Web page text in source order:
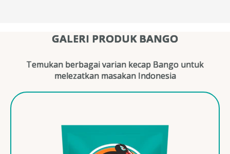
GALERI PRODUK BANGO
Temukan berbagai varian kecap Bango untuk
melezatkan masakan Indonesia